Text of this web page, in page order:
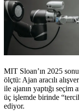
MIT Sloan’ın 2025
ölçtü: Ajan aracılı
ile ajanın yaptığı seçim
üç işlemde birinde
ediyor.